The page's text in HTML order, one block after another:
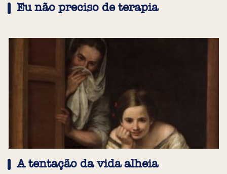
Eu não preciso de terapia
A tentação da vida alheia